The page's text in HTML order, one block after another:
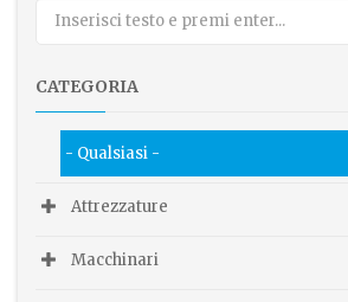
CATEGORIA
- Qualsiasi -
Attrezzature
Macchinari